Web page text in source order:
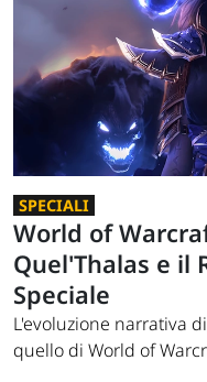
SPECIALI
World of
Quel'Thalas e il
Speciale
L'evoluzione narrativa
quello di World of